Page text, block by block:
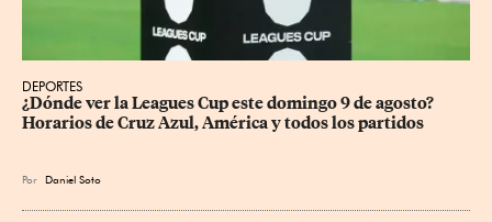
DEPORTES
¿Dónde ver la Leagues Cup este domingo 9 de agosto?
Horarios de Cruz Azul, América y todos los partidos
Por Daniel Soto